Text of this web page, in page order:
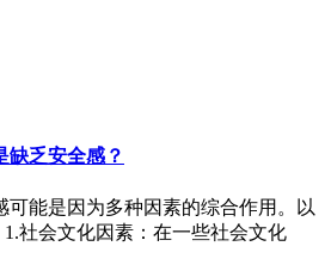
缺乏安全感？
可能是因为多种因素的综合作用。以
社会文化因素：在一些社会文化